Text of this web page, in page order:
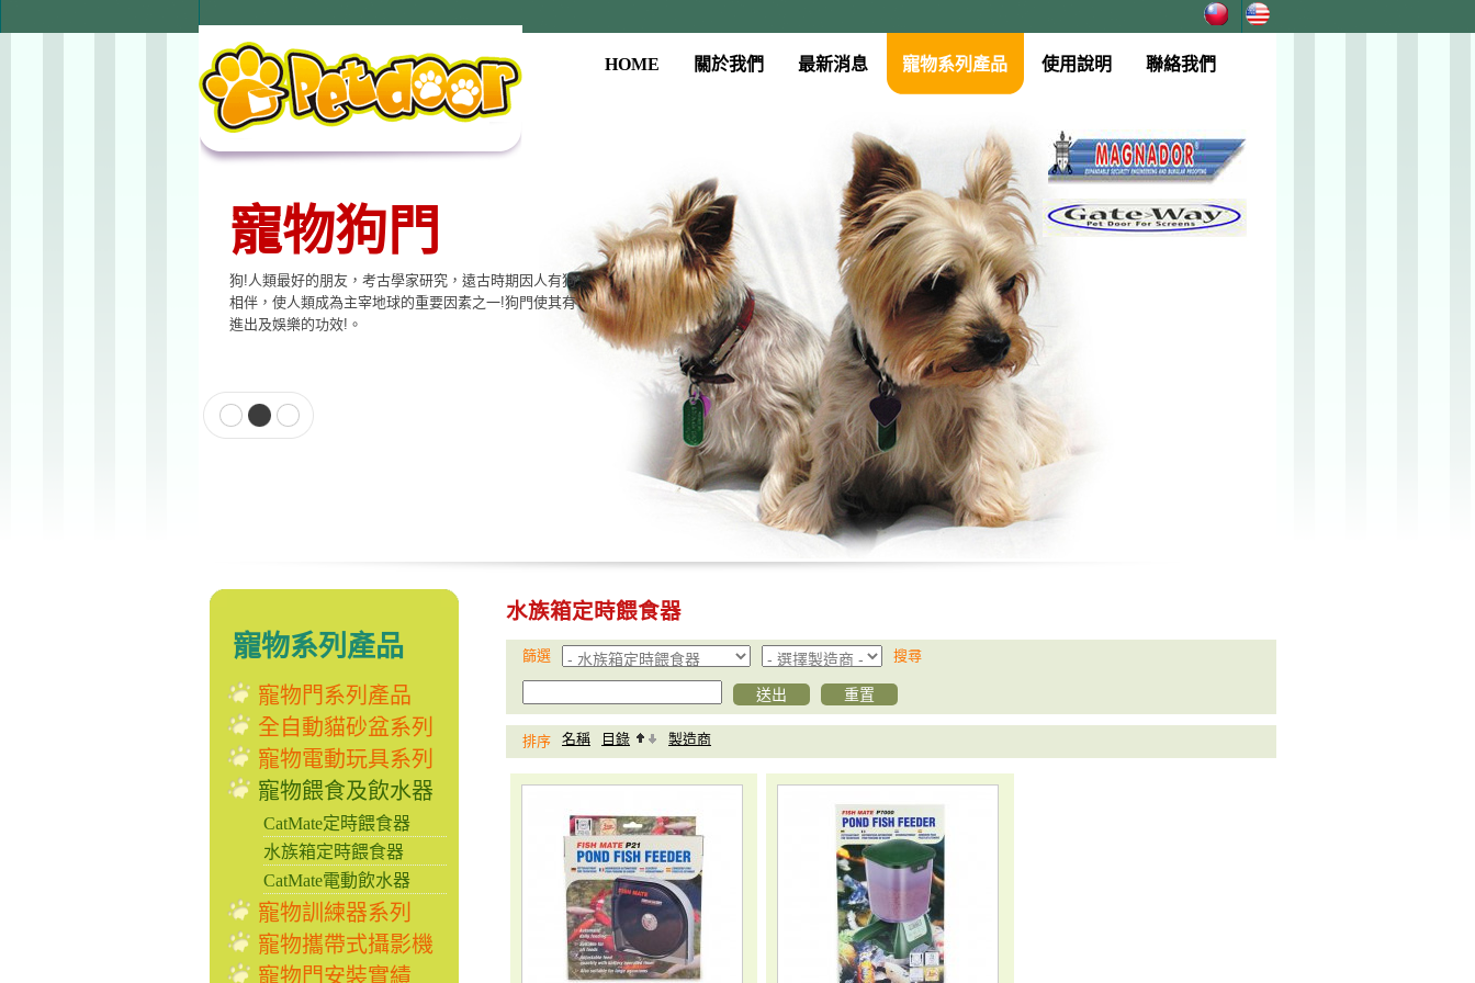
HOME 關於我們 最新消息 寵物系列產品 使用說明 聯絡我們
寵物狗門
狗!人類最好的朋友，考古學家研究，遠古時期因人有狗
相伴，使人類成為主宰地球的重要因素之一!狗門使其有
進出及娛樂的功效!。
寵物系列產品
寵物門系列產品
全自動貓砂盆系列
寵物電動玩具系列
寵物餵食及飲水器
CatMate定時餵食器
水族箱定時餵食器
CatMate電動飲水器
寵物訓練器系列
寵物攜帶式攝影機
寵物門安裝實績
水族箱定時餵食器
篩選 搜尋
排序 名稱 目錄 製造商